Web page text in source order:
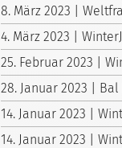
8. März 2023 |
4. März 2023 |
25. Februar 2023 |
28. Januar 2023 | Bal
14. Januar 2023 |
14. Januar 2023 |